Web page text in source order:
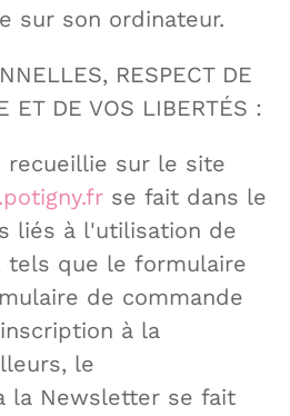
sur son ordinateur.
RESPECT DE
ET DE VOS LIBERTÉS :
recueillie sur le site
se fait dans le
liés à l'utilisation de
tels que le formulaire
de commande
à la
le
la Newsletter se fait